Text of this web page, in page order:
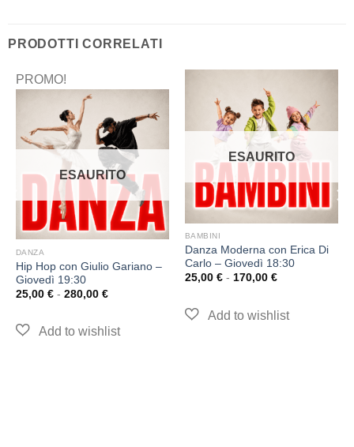
PRODOTTI CORRELATI
PROMO!
ESAURITO
DANZA
Hip Hop con Giulio Gariano –
Giovedì 19:30
25,00 € - 280,00 €
ESAURITO
BAMBINI
Danza Moderna con Erica Di
Carlo – Giovedì 18:30
25,00 € - 170,00 €